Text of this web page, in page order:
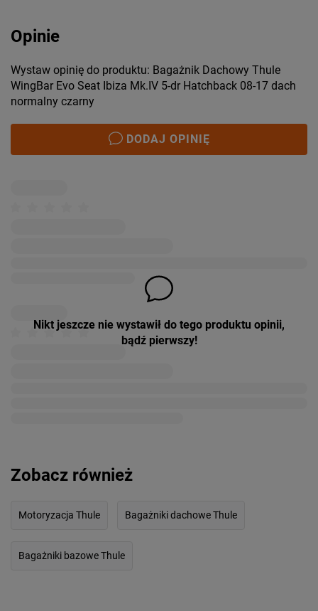
Opinie
Wystaw opinię do produktu: Bagażnik Dachowy Thule
WingBar Evo Seat Ibiza Mk.IV 5-dr Hatchback 08-17 dach
normalny czarny
DODAJ OPINIĘ
Nikt jeszcze nie wystawił do tego produktu opinii,
bądź pierwszy!
Zobacz również
Motoryzacja Thule Bagażniki dachowe Thule
Bagażniki bazowe Thule